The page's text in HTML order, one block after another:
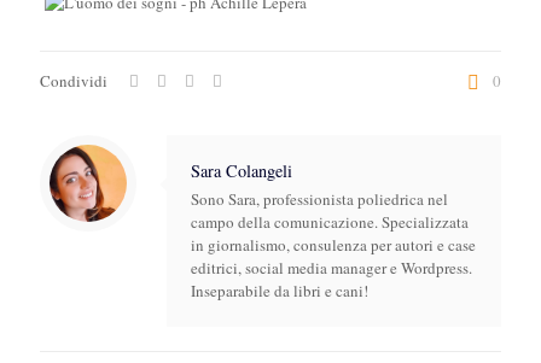
Condividi 0
Sara Colangeli
Sono Sara, professionista poliedrica nel
campo della comunicazione. Specializzata
in giornalismo, consulenza per autori e case
editrici, social media manager e Wordpress.
Inseparabile da libri e cani!